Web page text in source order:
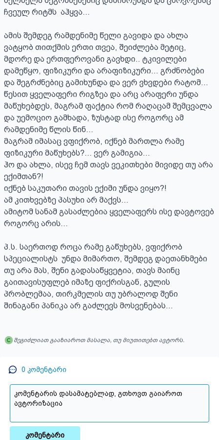
შეგიძლიათ გააზიაროთ მასალა, თუ მიუთითებთ ავტორს.
0 კომენტარი
კომენტარი